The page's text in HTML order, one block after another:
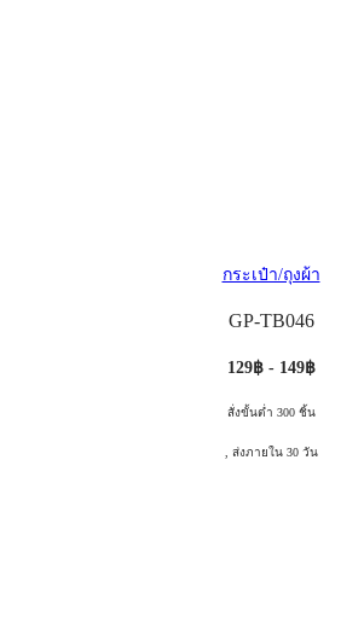
กระเป๋า/ถุงผ้า
GP-TB046
129฿ - 149฿
สั่งขั้นต่ำ 300 ชิ้น
, ส่งภายใน 30 วัน